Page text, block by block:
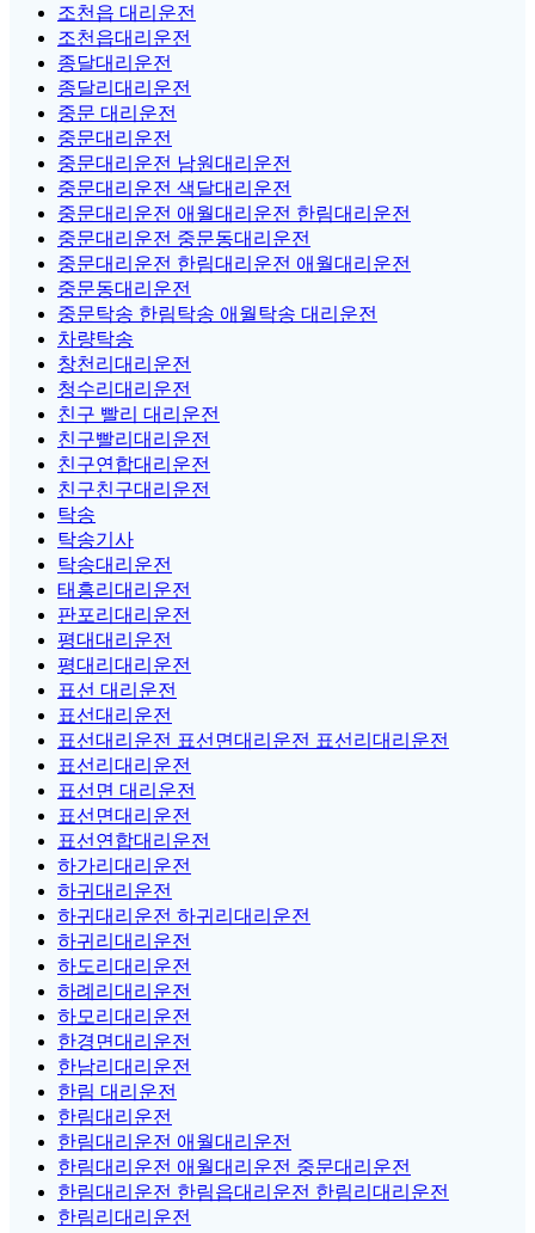
조천읍 대리운전
조천읍대리운전
종달대리운전
종달리대리운전
중문 대리운전
중문대리운전
중문대리운전 남원대리운전
중문대리운전 색달대리운전
중문대리운전 애월대리운전 한림대리운전
중문대리운전 중문동대리운전
중문대리운전 한림대리운전 애월대리운전
중문동대리운전
중문탁송 한림탁송 애월탁송 대리운전
차량탁송
창천리대리운전
청수리대리운전
친구 빨리 대리운전
친구빨리대리운전
친구연합대리운전
친구친구대리운전
탁송
탁송기사
탁송대리운전
태흥리대리운전
판포리대리운전
평대대리운전
평대리대리운전
표선 대리운전
표선대리운전
표선대리운전 표선면대리운전 표선리대리운전
표선리대리운전
표선면 대리운전
표선면대리운전
표선연합대리운전
하가리대리운전
하귀대리운전
하귀대리운전 하귀리대리운전
하귀리대리운전
하도리대리운전
하례리대리운전
하모리대리운전
한경면대리운전
한남리대리운전
한림 대리운전
한림대리운전
한림대리운전 애월대리운전
한림대리운전 애월대리운전 중문대리운전
한림대리운전 한림읍대리운전 한림리대리운전
한림리대리운전